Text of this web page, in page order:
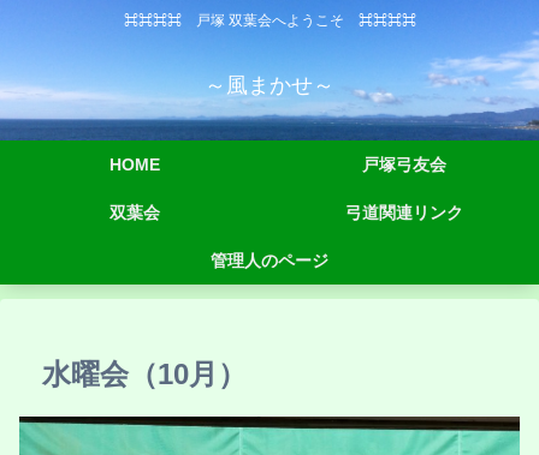
⌘⌘⌘⌘ 戸塚 双葉会へようこそ ⌘⌘⌘⌘
～風まかせ～
HOME 戸塚弓友会
双葉会 弓道関連リンク
管理人のページ
水曜会（10月）